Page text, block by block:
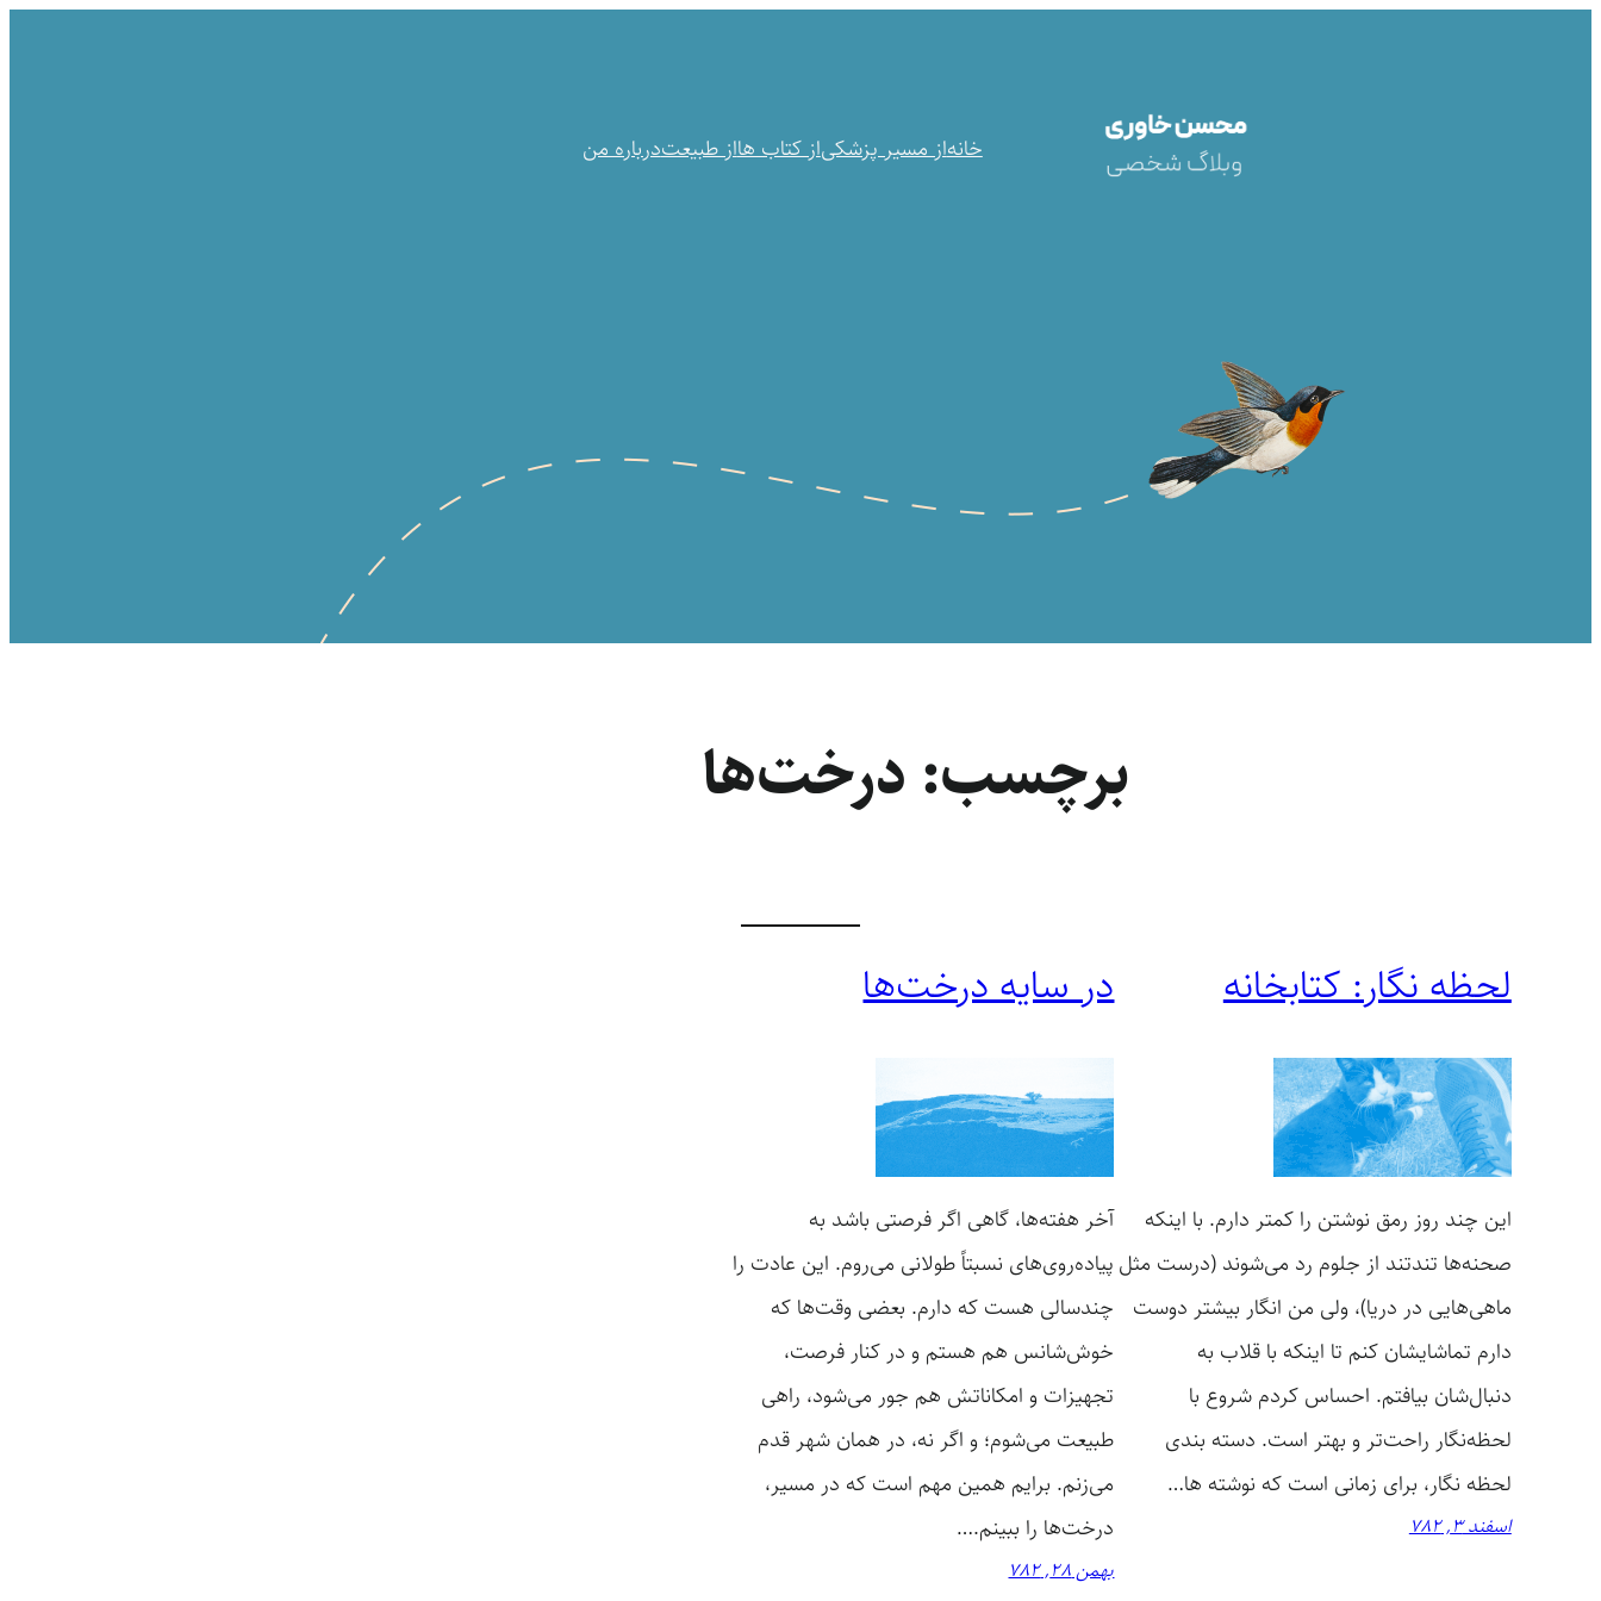
خانهاز مسیر پزشکیاز کتاب هااز طبیعتدرباره من
برچسب: درخت‌ها
لحظه نگار: کتابخانه
این چند روز رمق نوشتن را کمتر دارم. با اینکه
صحنه‌ها تندتند از جلوم رد می‌شوند (درست مثل
ماهی‌هایی در دریا)، ولی من انگار بیشتر دوست
دارم تماشایشان کنم تا اینکه با قلاب به
دنبال‌شان بیافتم. احساس کردم شروع با
لحظه‌نگار راحت‌تر و بهتر است. دسته بندی
لحظه نگار، برای زمانی است که نوشته ها…
اسفند 3, 782
در سایه درخت‌ها
آخر هفته‌ها، گاهی اگر فرصتی باشد به
پیاده‌روی‌های نسبتاً طولانی می‌روم. این عادت را
چندسالی هست که دارم. بعضی وقت‌ها که
خوش‌شانس هم هستم و در کنار فرصت،
تجهیزات و امکاناتش هم جور می‌شود، راهی
طبیعت می‌شوم؛ و اگر نه، در همان شهر قدم
می‌زنم. برایم همین مهم است که در مسیر،
درخت‌ها را ببینم.…
بهمن 28, 782